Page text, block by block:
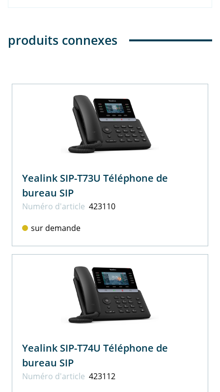
produits connexes
Yealink SIP-T73U Téléphone de
bureau SIP
Numéro d'article 423110
sur demande
Yealink SIP-T74U Téléphone de
bureau SIP
Numéro d'article 423112